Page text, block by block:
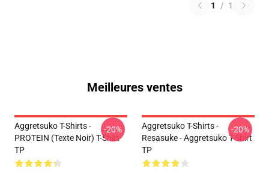
1 / 1
Meilleures ventes
Aggretsuko T-Shirts -
PROTEIN (texte Noir) T-Shirt
TP
-20%
Aggretsuko T-Shirts -
Resasuke - Aggretsuko T-Shirt
TP
-20%